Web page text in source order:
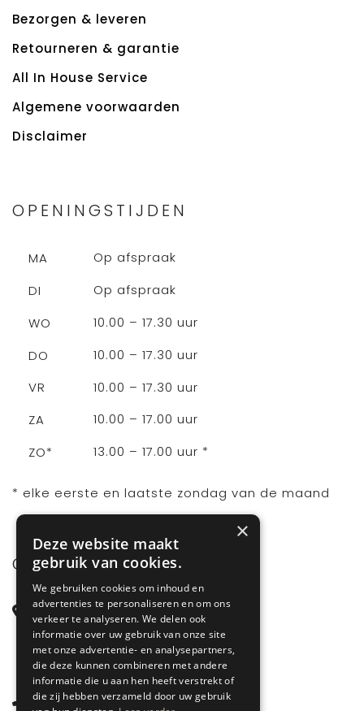
Bezorgen & leveren
Retourneren & garantie
All In House Service
Algemene voorwaarden
Disclaimer
OPENINGSTIJDEN
MA
Op afspraak
DI
Op afspraak
WO
10.00 – 17.30 uur
DO
10.00 – 17.30 uur
VR
10.00 – 17.30 uur
ZA
10.00 – 17.00 uur
ZO*
13.00 – 17.00 uur *
* elke eerste en laatste zondag van de maand
CONTACT
Steenstraat 71
6828 CD Arnhem
Gelderland
085 877 0704
×
Deze website maakt
gebruik van cookies.
We gebruiken cookies om inhoud en
advertenties te personaliseren en om ons
verkeer te analyseren. We delen ook
informatie over uw gebruik van onze site
met onze advertentie- en analysepartners,
die deze kunnen combineren met andere
informatie die u aan hen heeft verstrekt of
die zij hebben verzameld door uw gebruik